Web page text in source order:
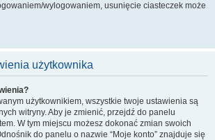
wylogowaniem, usunięcie ciasteczek może
użytkownika
użytkownikiem, wszystkie twoje ustawienia są
witryny. Aby je zmienić, przejdź do panelu
W tym miejscu możesz dokonać zmian swoich
do panelu o nazwie “Moje konto” znajduje się